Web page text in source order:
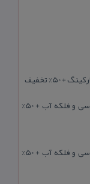
تخفیف
لیست هتل آپارتمان های مشهد در هتل خیابان طبرسی و فلکه آب + 50%
لیست هتل آپارتمان های مشهد در هتل خیابان طبرسی و فلکه آب + 50%